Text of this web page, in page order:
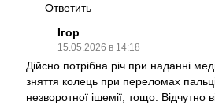
Ответить
Ігор
15.05.2026 в 14:18
Дійсно потрібна річ при наданні
зняття колець при переломах
незворотної ішемії, тощо. Відчутно